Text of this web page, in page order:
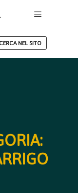
NEL SITO